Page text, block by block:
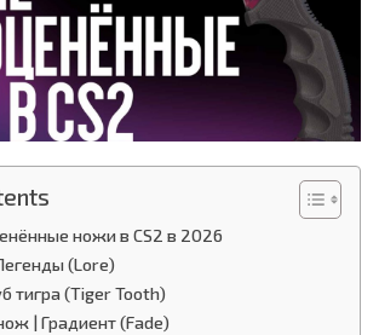
ножи в CS2 в 2026
(Lore)
тигра (Tiger Tooth)
| Градиент (Fade)